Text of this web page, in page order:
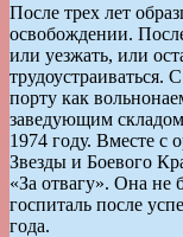
После трех лет
освобождении.
или уезжать, или
трудоустраиваться.
порту как
заведующим
1974 году. Вместе с
Звезды и Боевого
«За отвагу». Она не
госпиталь после
года.